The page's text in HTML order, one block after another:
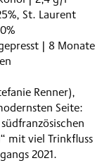
St. Laurent
| 8 Monate
Renner),
Seite:
mit viel Trinkfluss
2021.